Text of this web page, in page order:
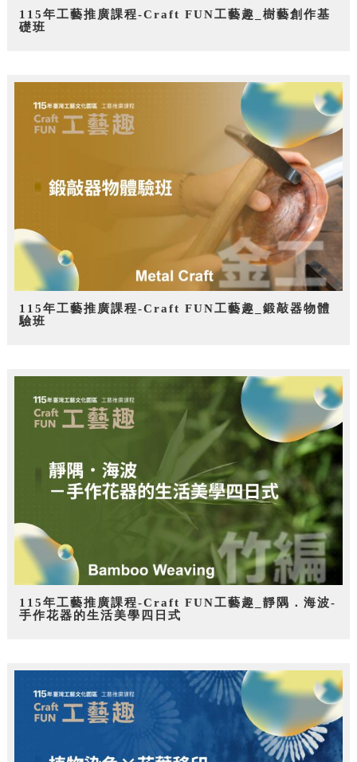
115年工藝推廣課程-Craft FUN工藝趣_樹藝創作基
礎班
115年工藝推廣課程-Craft FUN工藝趣_鍛敲器物體
驗班
115年工藝推廣課程-Craft FUN工藝趣_靜隅．海波-
手作花器的生活美學四日式